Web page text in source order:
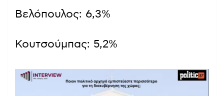
Βελόπουλος: 6,3%
Κουτσούμπας: 5,2%